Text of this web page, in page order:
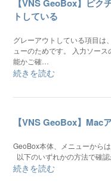
【VNS GeoBox】ピク
トしている
グレーアウトしている項目は
ューのためです。 入力ソー
能かご確…
続きを読む
【VNS GeoBox】Mac
GeoBox本体、メニューから
以下のいずれかの方法で確
続きを読む